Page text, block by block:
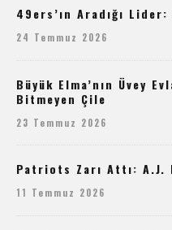
49ers’ın Aradığı Lider:
24 Temmuz 2026
Büyük Elma’nın Üvey
Bitmeyen Çile
23 Temmuz 2026
Patriots Zarı Attı: A.J.
11 Temmuz 2026